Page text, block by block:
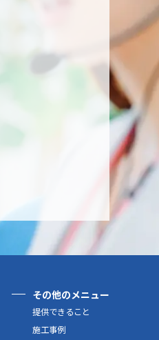
その他のメニュー
提供できること
施工事例